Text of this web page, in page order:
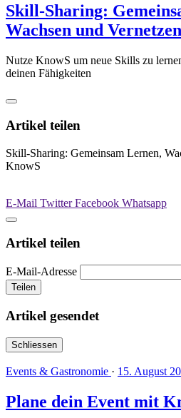
Skill-Sharing:
Wachsen und
Nutze KnowS um neue Skills zu
deinen Fähigkeiten
Artikel teilen
Skill-Sharing: Gemeinsam Lernen,
KnowS
E-Mail TwitterFacebook Whatsapp
Artikel teilen
E-Mail-Adresse
Teilen
Artikel gesendet
Schliessen
Events & Gastronomie · 15. August
Plane dein Event mit